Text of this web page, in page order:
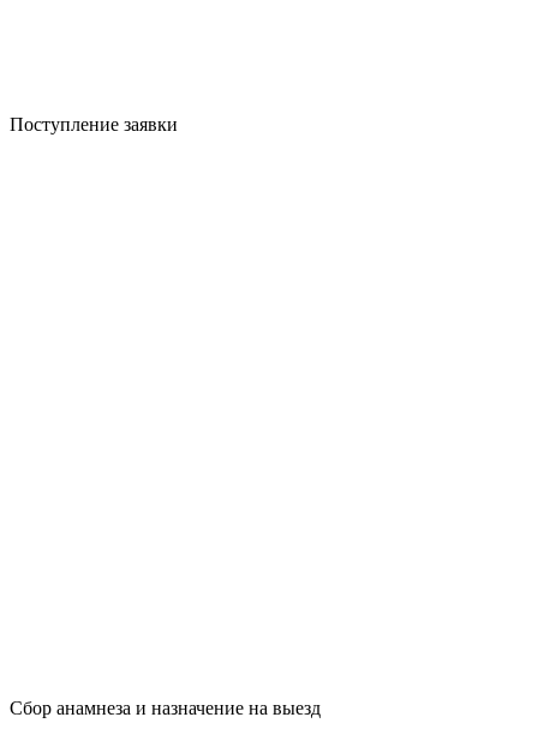
Поступление заявки
Сбор анамнеза и назначение на выезд